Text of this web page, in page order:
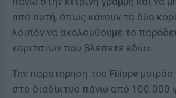
από αυτή, όπως κάνουν τα δύο
λοιπόν να ακολουθούμε το
κοριτσιών που βλέπετε εδώ».
Την παρατήρηση του Filippe
στο διαδίκτυο πάνω από 100.000